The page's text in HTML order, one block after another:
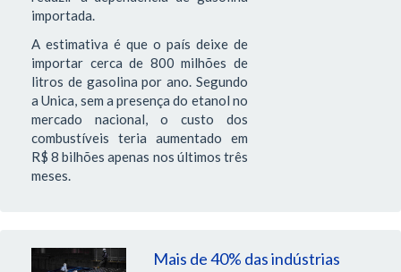
importada.
A estimativa é que o país deixe de
importar cerca de 800 milhões de
litros de gasolina por ano. Segundo
a Unica, sem a presença do etanol no
mercado nacional, o custo dos
combustíveis teria aumentado em
R$ 8 bilhões apenas nos últimos três
meses.
Mais de 40% das indústrias